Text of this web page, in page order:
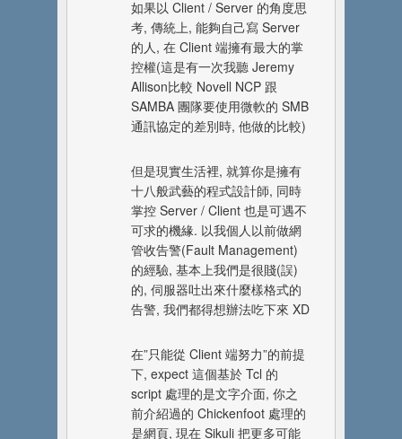
如果以 Client / Server 的角度思
考, 傳統上, 能夠自己寫 Server
的人, 在 Client 端擁有最大的掌
控權(這是有一次我聽 Jeremy
Allison比較 Novell NCP 跟
SAMBA 團隊要使用微軟的 SMB
通訊協定的差別時, 他做的比較)
但是現實生活裡, 就算你是擁有
十八般武藝的程式設計師, 同時
掌控 Server / Client 也是可遇不
可求的機緣. 以我個人以前做網
管收告警(Fault Management)
的經驗, 基本上我們是很賤(誤)
的, 伺服器吐出來什麼樣格式的
告警, 我們都得想辦法吃下來 XD
在”只能從 Client 端努力”的前提
下, expect 這個基於 Tcl 的
script 處理的是文字介面, 你之
前介紹過的 Chickenfoot 處理的
是網頁, 現在 Sikuli 把更多可能